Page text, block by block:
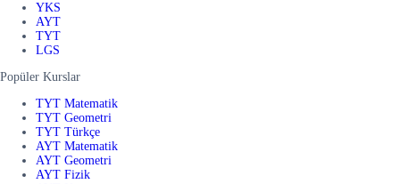
YKS
AYT
TYT
LGS
Popüler Kurslar
TYT Matematik
TYT Geometri
TYT Türkçe
AYT Matematik
AYT Geometri
AYT Fizik